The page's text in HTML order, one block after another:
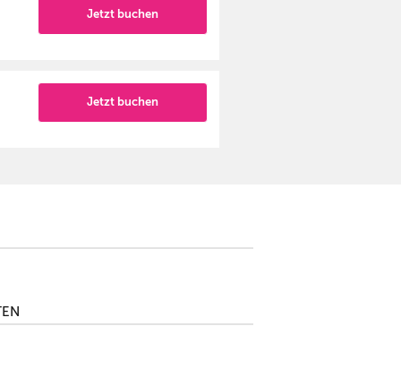
Jetzt buchen
Jetzt buchen